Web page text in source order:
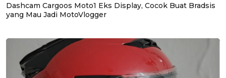
Dashcam Cargoos Moto1 Eks Display, Cocok Buat Bradsis
yang Mau Jadi MotoVlogger